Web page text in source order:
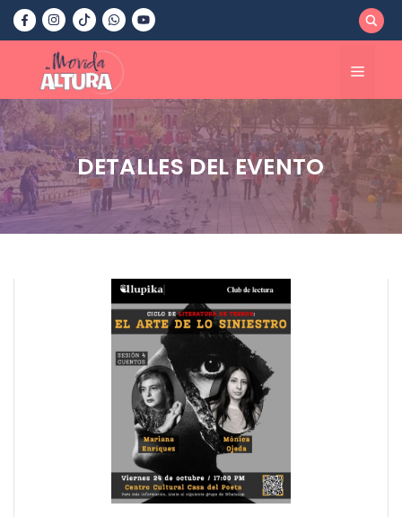
Saltar
contenido
Menú
DETALLES DEL EVENTO